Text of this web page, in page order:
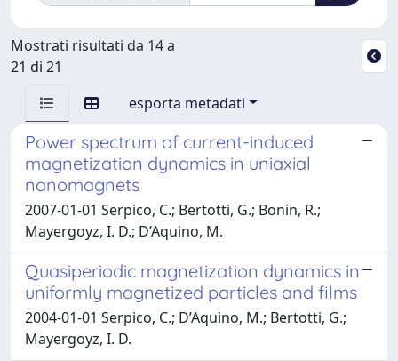
Mostrati risultati da 14 a
21 di 21
esporta metadati
Power spectrum of current-induced
magnetization dynamics in uniaxial
nanomagnets
2007-01-01 Serpico, C.; Bertotti, G.; Bonin, R.;
Mayergoyz, I. D.; D’Aquino, M.
Quasiperiodic magnetization dynamics in
uniformly magnetized particles and films
2004-01-01 Serpico, C.; D’Aquino, M.; Bertotti, G.;
Mayergoyz, I. D.